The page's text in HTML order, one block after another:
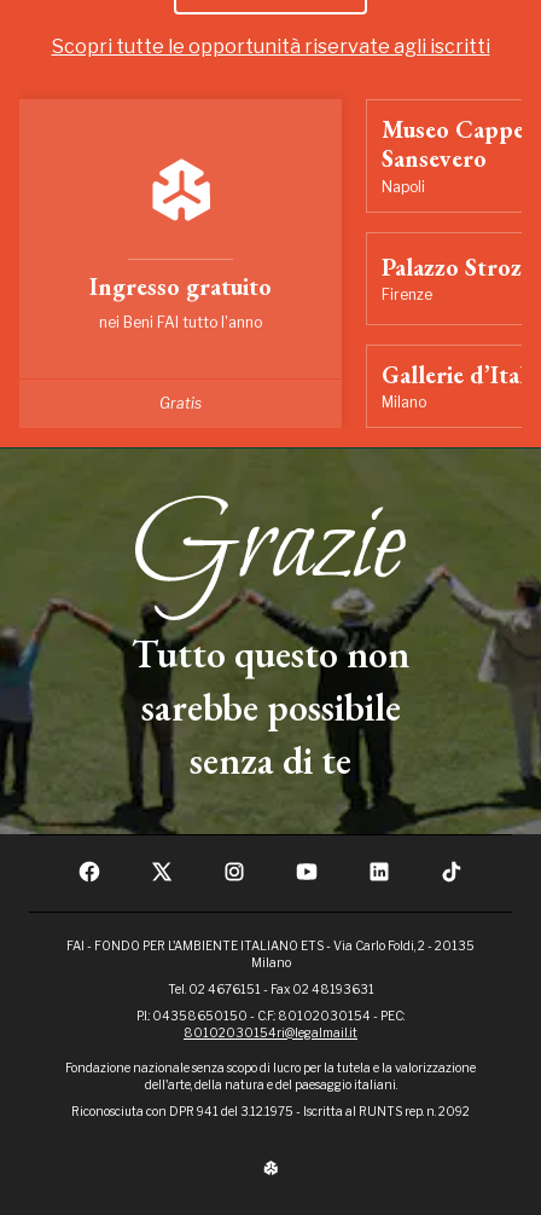
Scopri tutte le opportunità riservate agli iscritti
Ingresso gratuito
nei Beni FAI tutto l'anno
Gratis
Museo
Sansevero
Napoli
Palazzo Strozzi
Firenze
Gallerie
Milano
Tutto questo non
sarebbe possibile
senza di te
FAI - FONDO PER L'AMBIENTE ITALIANO ETS - Via Carlo Foldi, 2 - 20135
Milano
Tel. 02 4676151 - Fax 02 48193631
P.I.: 04358650150 - C.F.: 80102030154 - PEC:
80102030154ri@legalmail.it
Fondazione nazionale senza scopo di lucro per la tutela e la valorizzazione
dell'arte, della natura e del paesaggio italiani.
Riconosciuta con DPR 941 del 3.12.1975 - Iscritta al RUNTS rep. n. 2092